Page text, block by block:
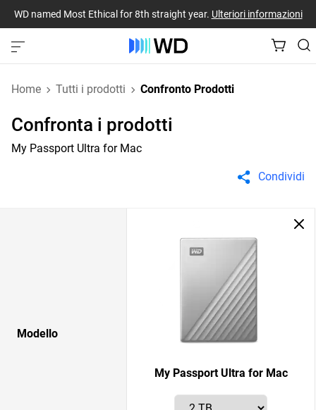
WD named Most Ethical for 8th straight year. Ulteriori informazioni
Home Tutti i prodotti Confronto Prodotti
Confronta i prodotti
My Passport Ultra for Mac
Condividi
Modello
My Passport Ultra for Mac